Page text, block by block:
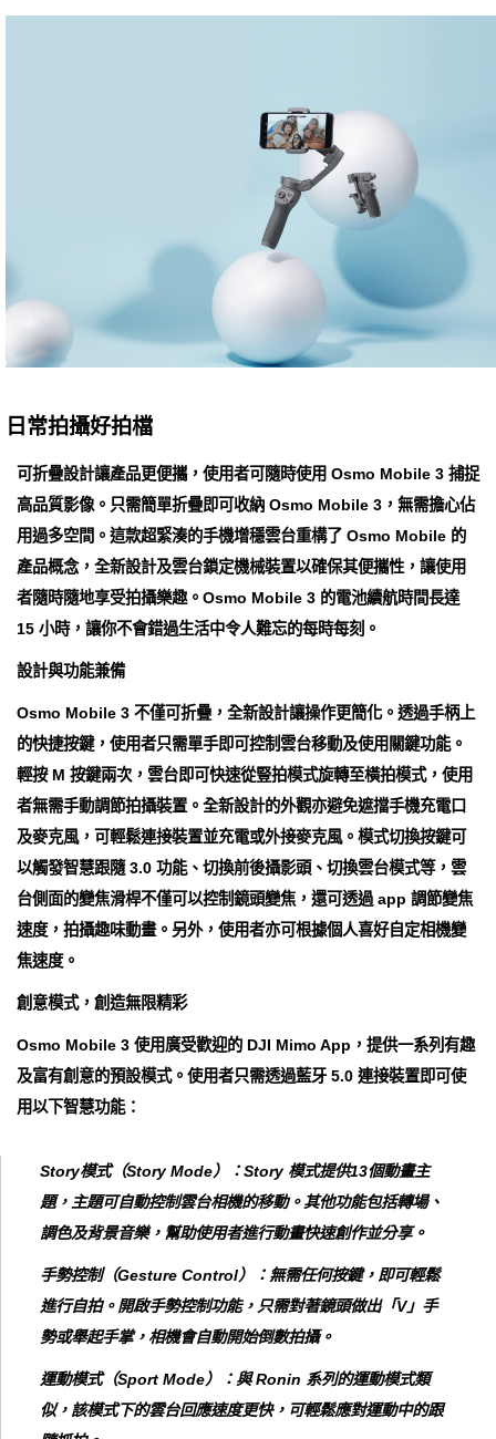
日常拍攝好拍檔
可折疊設計讓產品更便攜，使用者可隨時使用 Osmo Mobile 3 捕捉
高品質影像。只需簡單折疊即可收納 Osmo Mobile 3，無需擔心佔
用過多空間。這款超緊湊的手機增穩雲台重構了 Osmo Mobile 的
產品概念，全新設計及雲台鎖定機械裝置以確保其便攜性，讓使用
者隨時隨地享受拍攝樂趣。Osmo Mobile 3 的電池續航時間長達
15 小時，讓你不會錯過生活中令人難忘的每時每刻。
設計與功能兼備
Osmo Mobile 3 不僅可折疊，全新設計讓操作更簡化。透過手柄上
的快捷按鍵，使用者只需單手即可控制雲台移動及使用關鍵功能。
輕按 M 按鍵兩次，雲台即可快速從豎拍模式旋轉至橫拍模式，使用
者無需手動調節拍攝裝置。全新設計的外觀亦避免遮擋手機充電口
及麥克風，可輕鬆連接裝置並充電或外接麥克風。模式切換按鍵可
以觸發智慧跟隨 3.0 功能、切換前後攝影頭、切換雲台模式等，雲
台側面的變焦滑桿不僅可以控制鏡頭變焦，還可透過 app 調節變焦
速度，拍攝趣味動畫。另外，使用者亦可根據個人喜好自定相機變
焦速度。
創意模式，創造無限精彩
Osmo Mobile 3 使用廣受歡迎的 DJI Mimo App，提供一系列有趣
及富有創意的預設模式。使用者只需透過藍牙 5.0 連接裝置即可使
用以下智慧功能：
Story模式（Story Mode）：Story 模式提供13個動畫主
題，主題可自動控制雲台相機的移動。其他功能包括轉場、
調色及背景音樂，幫助使用者進行動畫快速創作並分享。
手勢控制（Gesture Control）：無需任何按鍵，即可輕鬆
進行自拍。開啟手勢控制功能，只需對著鏡頭做出「V」手
勢或舉起手掌，相機會自動開始倒數拍攝。
運動模式（Sport Mode）：與 Ronin 系列的運動模式類
似，該模式下的雲台回應速度更快，可輕鬆應對運動中的跟